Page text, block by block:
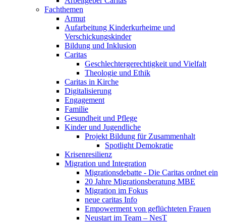
Fachthemen
Armut
Aufarbeitung Kinderkurheime und
Verschickungskinder
Bildung und Inklusion
Caritas
Geschlechtergerechtigkeit und Vielfalt
Theologie und Ethik
Caritas in Kirche
Digitalisierung
Engagement
Familie
Gesundheit und Pflege
Kinder und Jugendliche
Projekt Bildung für Zusammenhalt
Spotlight Demokratie
Krisenresilienz
Migration und Integration
Migrationsdebatte - Die Caritas ordnet ein
20 Jahre Migrationsberatung MBE
Migration im Fokus
neue caritas Info
Empowerment von geflüchteten Frauen
Neustart im Team – NesT